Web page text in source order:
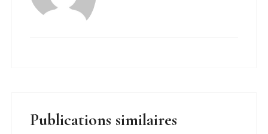
Publications similaires